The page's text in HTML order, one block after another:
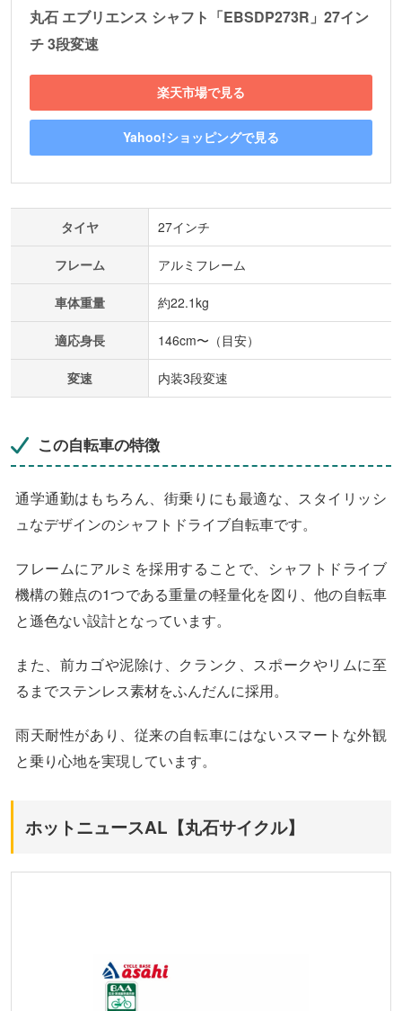
丸石 エブリエンス シャフト「EBSDP273R」27イン
チ 3段変速
楽天市場で見る
Yahoo!ショッピングで見る
タイヤ 27インチ
フレーム アルミフレーム
車体重量 約22.1kg
適応身長 146cm〜（目安）
変速 内装3段変速
この自転車の特徴
通学通勤はもちろん、街乗りにも最適な、スタイリッシ
ュなデザインのシャフトドライブ自転車です。
フレームにアルミを採用することで、シャフトドライブ
機構の難点の1つである重量の軽量化を図り、他の自転車
と遜色ない設計となっています。
また、前カゴや泥除け、クランク、スポークやリムに至
るまでステンレス素材をふんだんに採用。
雨天耐性があり、従来の自転車にはないスマートな外観
と乗り心地を実現しています。
ホットニュースAL【丸石サイクル】